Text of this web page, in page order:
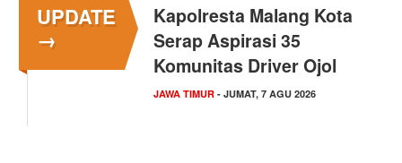
UPDATE
→
Kapolresta Malang Kota
Serap Aspirasi 35
Komunitas Driver Ojol
JAWA TIMUR - JUMAT, 7 AGU 2026